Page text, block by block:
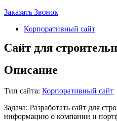
Заказать Звонок
Корпоративный сайт
Сайт для
Описание
Тип сайта: Корпоративный сайт
Задача: Разработать сайт для
информацию о компании и